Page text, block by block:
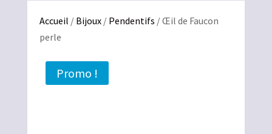
Accueil / Bijoux/ Pendentifs / Œil de Faucon
perle
Promo !